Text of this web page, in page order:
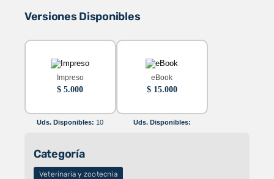
Versiones Disponibles
Impreso
$ 5.000
Uds. Disponibles: 10
eBook
$15.000
Uds. Disponibles:
Categoría
Veterinaria y zootecnia